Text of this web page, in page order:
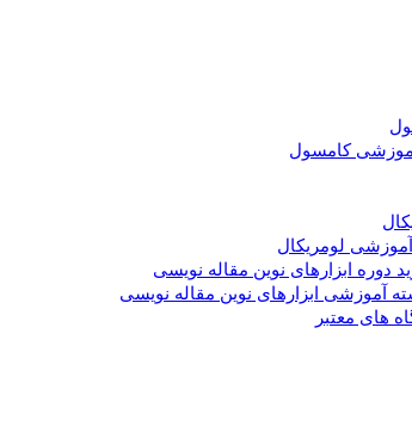
کامسول
لومریکال
دوره ابزارهای نوین مقاله نویسی
آموزشی ابزارهای نوین مقاله نویسی
های معتبر